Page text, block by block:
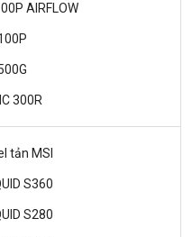
AIRFLOW
300R
tản MSI
S360
S280